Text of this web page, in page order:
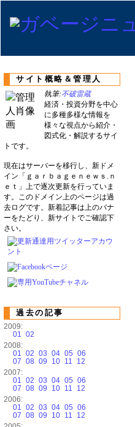
サイト概略＆管理人
執筆:不破雷蔵
経済・投資分野を中心
に多種多様な情報を
様々な視点から紹介・
図式化・解説するサイ
トです。
現在はサーバーを移行し、新ドメ
イン「ｇａｒｂａｇｅｎｅｗｓ.ｎ
ｅｔ」上で逐次更新を行っていま
す。このドメイン上のページは過
去ログです。新着記事は上のバナ
ーをたどり、新サイトでご確認下
さい。
過去の記事
2009:
01 02
2008:
01 02 03 04 05 06
07 08 09 10 11
12
2007:
01 02 03 04 05 06
07 08 09 10 11
12
2006:
01 02 03 04 05 06
07 08 09 10 11
12